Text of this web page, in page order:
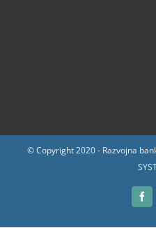
© Copyright 2020 - Razvojna